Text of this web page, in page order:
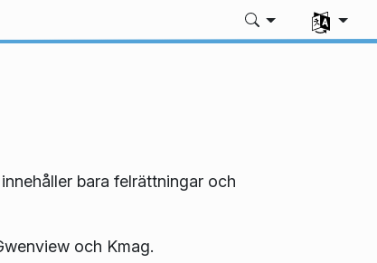
Välj ditt
bara felrättningar och
och Kmag.